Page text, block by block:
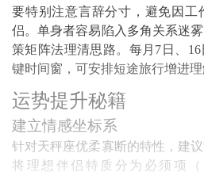
要特别注意言辞分寸，避免因工
侣。单身者容易陷入多角关系迷
策矩阵法理清思路。每月7日、
键时间窗，可安排短途旅行增进理
运势提升秘籍
建立情感坐标系
针对天秤座优柔寡断的特性，建
将理想伴侣特质分为必须项